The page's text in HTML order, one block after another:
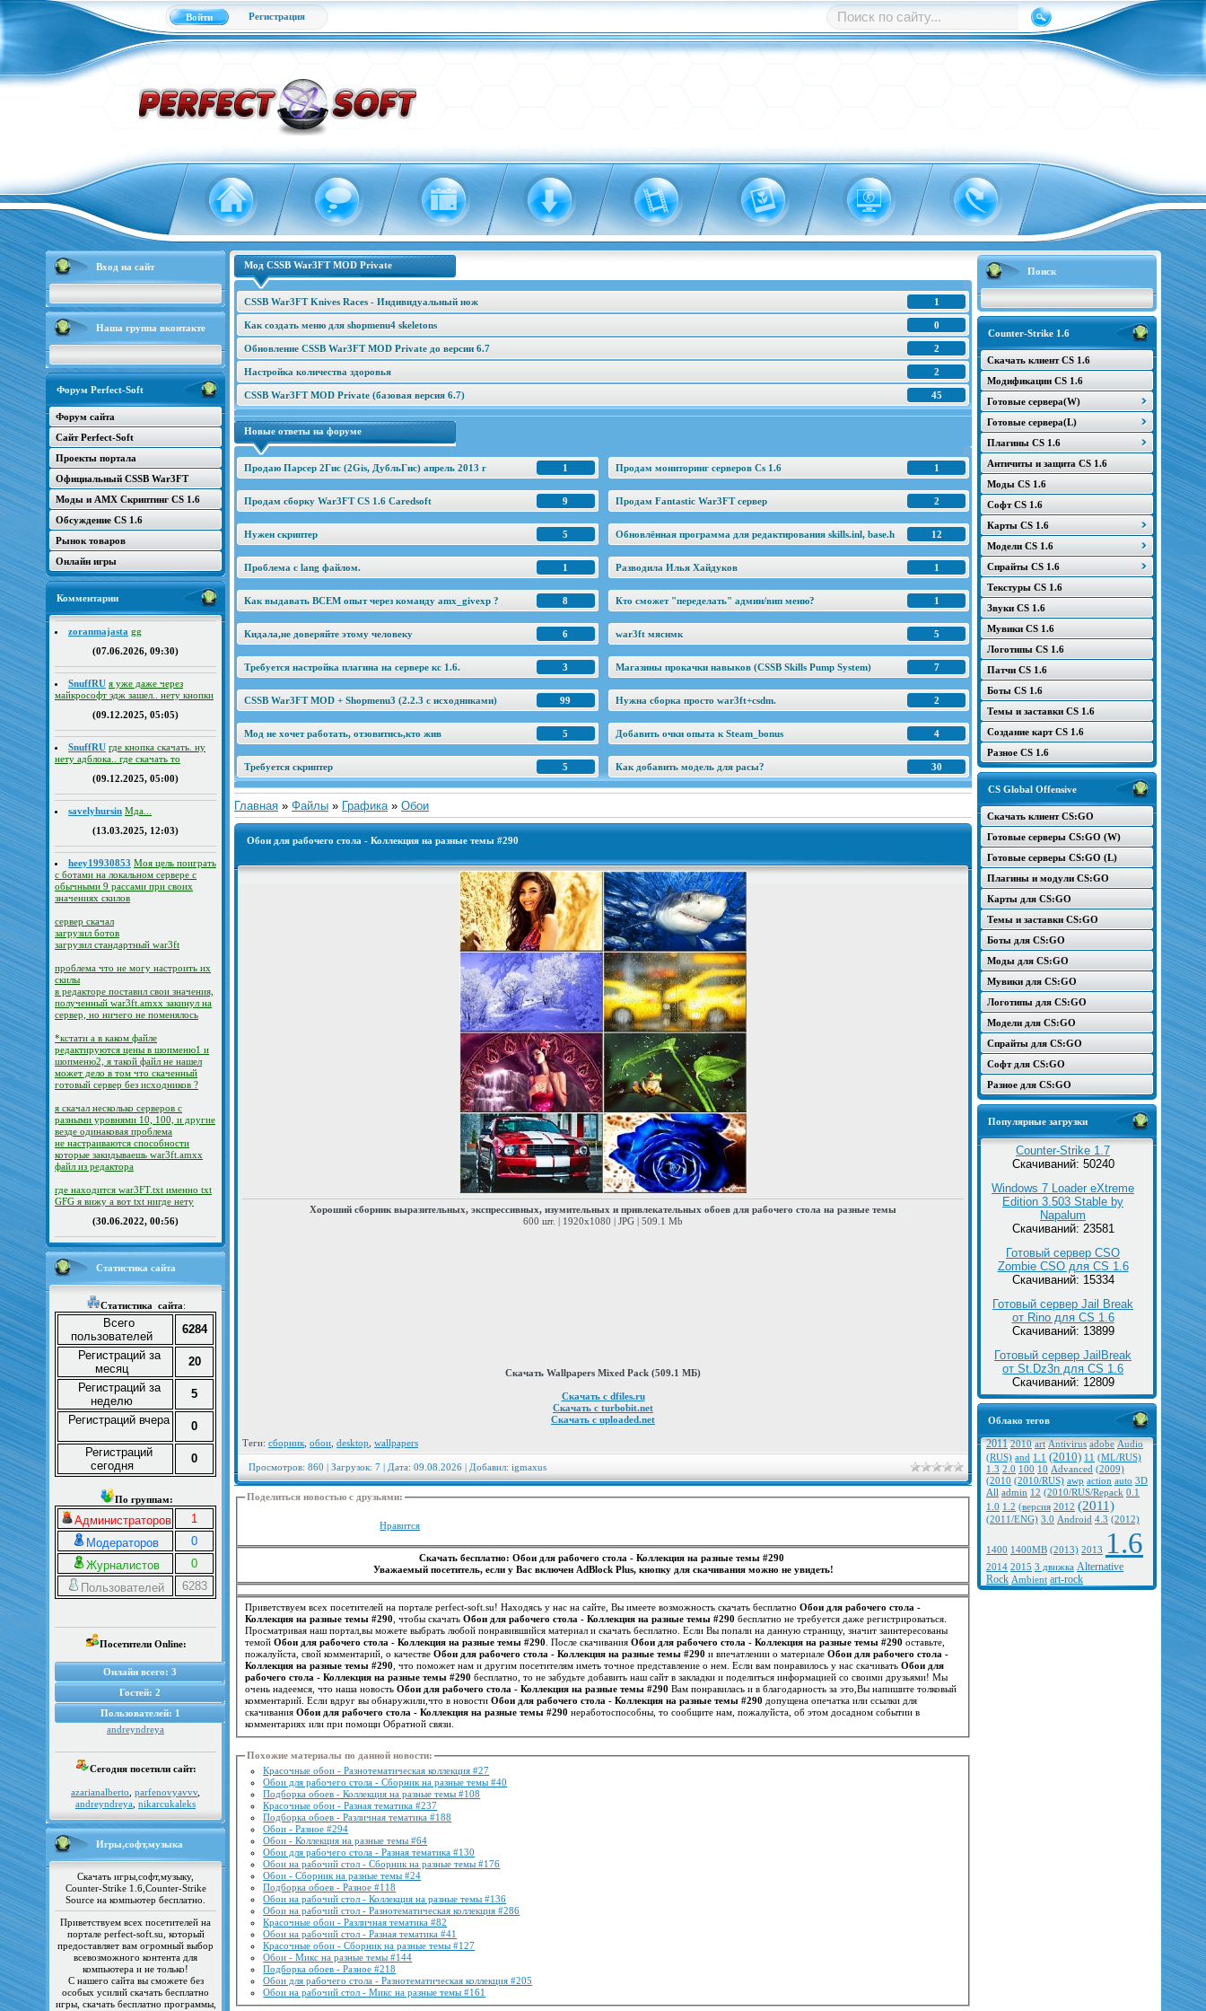
Войти Регистрация
Вход на сайт
Наша группа вконтакте
Форум Perfect-Soft
Форум сайта
Сайт Perfect-Soft
Проекты портала
Официальный CSSB War3FT
Моды и AMX Скриптинг CS 1.6
Обсуждение CS 1.6
Рынок товаров
Онлайн игры
Комментарии
zoranmajasta gg
(07.06.2026, 09:30)
SnuffRU я уже даже через
майкрософт эдж зашел.. нету кнопки
(09.12.2025, 05:05)
SnuffRU где кнопка скачать. ну
нету адблока.. где скачать то
(09.12.2025, 05:00)
savelyhursin Мда...
(13.03.2025, 12:03)
heey19930853 Моя цель поиграть
с ботами на локальном сервере с
обычными 9 рассами при своих
значениях скилов
сервер скачал
загрузил ботов
загрузил стандартный war3ft
проблема что не могу настроить их
скилы
в редакторе поставил свои значения,
полученный war3ft.amxx закинул на
сервер, но ничего не поменялось
*кстати а в каком файле
редактируются цены в шопменю1 и
шопменю2, я такой файл не нашел
может дело в том что скаченный
готовый сервер без исходников ?
я скачал несколько серверов с
разными уровнями 10, 100, и другие
везде одинаковая проблема
не настраиваются способности
которые закидываешь war3ft.amxx
файл из редактора
где находится war3FT.txt именно txt
GFG я вижу а вот txt нигде нету
(30.06.2022, 00:56)
Статистика сайта
Статистика сайта:
Всего
пользователей
6284
Регистраций за
месяц
20
Регистраций за
неделю
5
Регистраций вчера
0
Регистраций
сегодня
0
По группам:
Администраторов
1
Модераторов
0
Журналистов
0
Пользователей
6283
Посетители Online:
Онлайн всего: 3
Гостей: 2
Пользователей: 1
andreyndreya
Сегодня посетили сайт:
azarianalberto parfenovyavvv,
andreyndreya nikarcukaleks
Игры,софт,музыка
Скачать игры,софт,музыку,
Counter-Strike 1.6,Counter-Strike
Source на компьютер бесплатно.
Приветствуем всех посетителей на
портале perfect-soft.su, который
предоставляет вам огромный выбор
всевозможного контента для
компьютера и не только!
С нашего сайта вы сможете без
особых усилий скачать бесплатно
игры, скачать бесплатно программы,
Поиск
Counter-Strike 1.6
Скачать клиент CS 1.6
Модификации CS 1.6
Готовые сервера(W)
Готовые сервера(L)
Плагины CS 1.6
Античиты и защита CS 1.6
Моды CS 1.6
Софт CS 1.6
Карты CS 1.6
Модели CS 1.6
Спрайты CS 1.6
Текстуры CS 1.6
Звуки CS 1.6
Мувики CS 1.6
Логотипы CS 1.6
Патчи CS 1.6
Боты CS 1.6
Темы и заставки CS 1.6
Создание карт CS 1.6
Разное CS 1.6
CS Global Offensive
Скачать клиент CS:GO
Готовые серверы CS:GO (W)
Готовые серверы CS:GO (L)
Плагины и модули CS:GO
Карты для CS:GO
Темы и заставки CS:GO
Боты для CS:GO
Моды для CS:GO
Мувики для CS:GO
Логотипы для CS:GO
Модели для CS:GO
Спрайты для CS:GO
Софт для CS:GO
Разное для CS:GO
Популярные загрузки
Counter-Strike 1.7
Скачиваний: 50240
Windows 7 Loader eXtreme
Edition 3.503 Stable by
Napalum
Скачиваний: 23581
Готовый сервер CSO
Zombie CSO для CS 1.6
Скачиваний: 15334
Готовый сервер Jail Break
от Rino для CS 1.6
Скачиваний: 13899
Готовый сервер JailBreak
от St.Dz3n для CS 1.6
Скачиваний: 12809
Облако тегов
2011 2010 art Antivirus adobe Audio
(RUS) and 1.1 (2010) 11 (ML/RUS)
1.3 2.0 100 10 Advanced (2009)
(2010 (2010/RUS) awp action auto 3D
All admin 12 (2010/RUS/Repack 0.1
1.0 1.2 (версия 2012 (2011)
(2011/ENG) 3.0 Android 4.3 (2012)
1400 1400MB (2013) 2013 1.6
2014 2015 3 движка Alternative
Rock Ambient art-rock
Мод CSSB War3FT MOD Private
1
CSSB War3FT Knives Races - Индивидуальный нож
0
Как создать меню для shopmenu4 skeletons
2
Обновление CSSB War3FT MOD Private до версии 6.7
2
Настройка количества здоровья
45
CSSB War3FT MOD Private (базовая версия 6.7)
Новые ответы на форуме
1
Продаю Парсер 2Гис (2Gis, ДубльГис) апрель 2013 г 1
Продам мониторинг серверов Cs 1.6
9
Продам сборку War3FT CS 1.6 Caredsoft 2
Продам Fantastic War3FT сервер
5
Нужен скриптер 12
Обновлённая программа для редактирования skills.inl, base.h
1
Проблема с lang файлом. 1
Разводила Илья Хайдуков
8
Как выдавать ВСЕМ опыт через команду amx_givexp ? 1
Кто сможет "переделать" админ/вип меню?
6
Кидала,не доверяйте этому человеку 5
war3ft мяснмк
3
Требуется настройка плагина на сервере кс 1.6. 7
Магазины прокачки навыков (CSSB Skills Pump System)
99
CSSB War3FT MOD + Shopmenu3 (2.2.3 c исходниками) 2
Нужна сборка просто war3ft+csdm.
5
Мод не хочет работать, отзовитись,кто жив 4
Добавить очки опыта к Steam_bonus
5
Требуется скриптер 30
Как добавить модель для расы?
Главная » Файлы » Графика » Обои
Обои для рабочего стола - Коллекция на разные темы #290
Хороший сборник выразительных, экспрессивных, изумительных и привлекательных обоев для рабочего стола на разные темы
600 шт. | 1920x1080 | JPG | 509.1 Mb
Скачать Wallpapers Mixed Pack (509.1 МБ)
Скачать с dfiles.ru
Скачать с turbobit.net
Скачать с uploaded.net
Теги: сборник обои desktop wallpapers
Просмотров: 860 | Загрузок: 7 | Дата: 09.08.2026 | Добавил: igmaxus
Поделиться новостью с друзьями:
Нравится
Скачать бесплатно: Обои для рабочего стола - Коллекция на разные темы #290
Уважаемый посетитель, если у Вас включен AdBlock Plus, кнопку для скачивания можно не увидеть!
Приветствуем всех посетителей на портале perfect-soft.su! Находясь у нас на сайте, Вы имеете возможность скачать бесплатноОбои для рабочего стола -
Коллекция на разные темы #290 , чтобы скачатьОбои для рабочего стола - Коллекция на разные темы #290 бесплатно не требуется даже регистрироваться.
Просматривая наш портал,вы можете выбрать любой понравившийся материал и скачать бесплатно. Если Вы попали на данную страницу, значит заинтересованы
темойОбои для рабочего стола - Коллекция на разные темы #290 . После скачиванияОбои для рабочего стола - Коллекция на разные темы #290 оставьте,
пожалуйста, свой комментарий, о качествеОбои для рабочего стола - Коллекция на разные темы #290 и впечатлении о материалеОбои для рабочего стола -
Коллекция на разные темы #290
, что поможет нам и другим посетителям иметь точное представление о нем. Если вам понравилось у нас скачиватьОбои для
рабочего стола - Коллекция на разные темы #290 бесплатно, то не забудьте добавить наш сайт в закладки и поделиться информацией со своими друзьями! Мы
очень надеемся, что наша новостьОбои для рабочего стола - Коллекция на разные темы #290 Вам понравилась и в благодарность за это,Вы напишите толковый
комментарий. Если вдруг вы обнаружили,что в новостиОбои для рабочего стола - Коллекция на разные темы #290 допущена опечатка или ссылки для
скачиванияОбои для рабочего стола - Коллекция на разные темы #290 неработоспособны, то сообщите нам, пожалуйста, об этом досадном событии в
комментариях или при помощи Обратной связи.
Похожие материалы по данной новости:
Красочные обои - Разнотематическая коллекция #27
Обои для рабочего стола - Сборник на разные темы #40
Подборка обоев - Коллекция на разные темы #108
Красочные обои - Разная тематика #237
Подборка обоев - Различная тематика #188
Обои - Разное #294
Обои - Коллекция на разные темы #64
Обои для рабочего стола - Разная тематика #130
Обои на рабочий стол - Сборник на разные темы #176
Обои - Сборник на разные темы #24
Подборка обоев - Разное #118
Обои на рабочий стол - Коллекция на разные темы #136
Обои на рабочий стол - Разнотематическая коллекция #286
Красочные обои - Различная тематика #82
Обои на рабочий стол - Разная тематика #41
Красочные обои - Сборник на разные темы #127
Обои - Микс на разные темы #144
Подборка обоев - Разное #218
Обои для рабочего стола - Разнотематическая коллекция #205
Обои на рабочий стол - Микс на разные темы #161